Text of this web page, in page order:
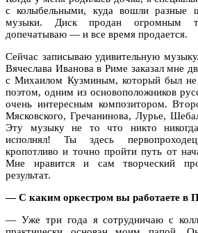
с колыбельными, куда вошли разные
музыки. Диск продан огромным
допечатываю — и все время продается.
Сейчас записываю удивительную
Вячеслава Иванова в Риме заказал мне
с Михаилом Кузминым, который был не
поэтом, одним из основоположников
очень интересным композитором.
Мясковского, Гречанинова, Лурье,
Эту музыку не то что никто
исполнял! Ты здесь
кропотливо и точно пройти путь от
Мне нравится и сам творческий
результат.
— С каким оркестром вы работаете в
— Уже три года я сотрудничаю с